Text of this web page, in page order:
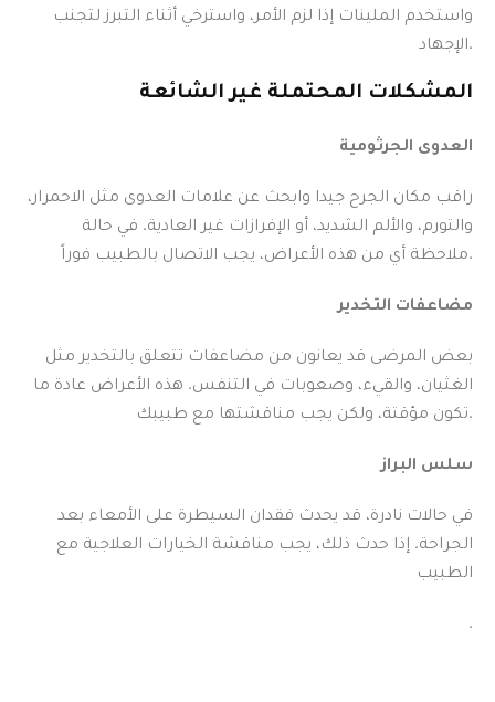
واستخدم الملينات إذا لزم الأمر، واسترخي أثناء التبرز لتجنب
الإجهاد.
المشكلات المحتملة غير الشائعة
العدوى الجرثومية
راقب مكان الجرح جيدا وابحث عن علامات العدوى مثل الاحمرار،
والتورم، والألم الشديد، أو الإفرازات غير العادية. في حالة
ملاحظة أي من هذه الأعراض، يجب الاتصال بالطبيب فوراً.
مضاعفات التخدير
بعض المرضى قد يعانون من مضاعفات تتعلق بالتخدير مثل
الغثيان، والقيء، وصعوبات في التنفس. هذه الأعراض عادة ما
تكون مؤقتة، ولكن يجب مناقشتها مع طبيبك.
سلس البراز
في حالات نادرة، قد يحدث فقدان السيطرة على الأمعاء بعد
الجراحة. إذا حدث ذلك، يجب مناقشة الخيارات العلاجية مع
الطبيب
.